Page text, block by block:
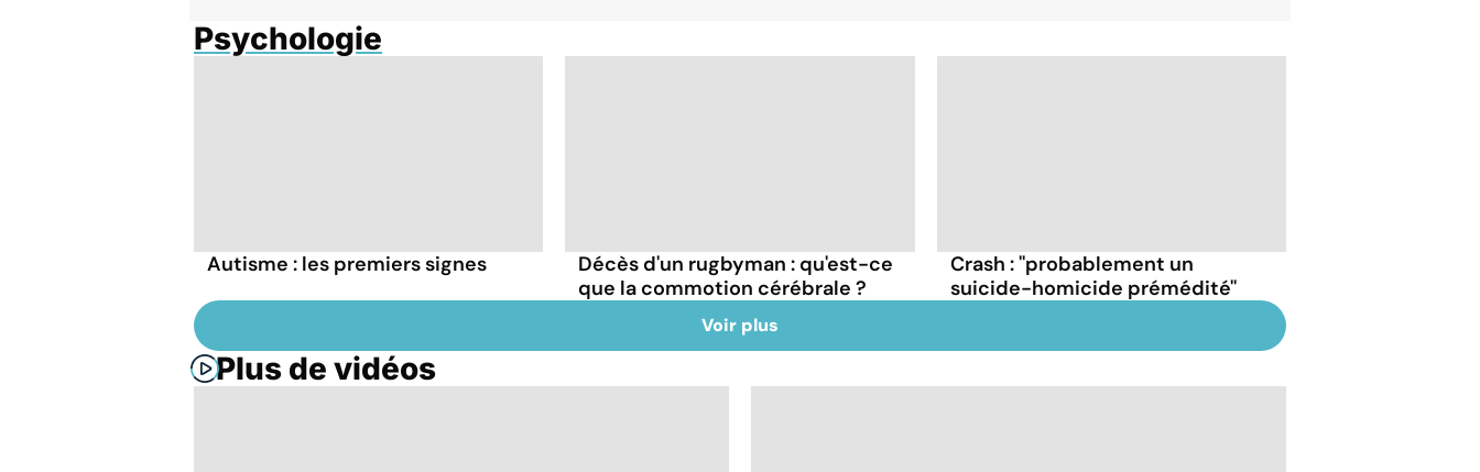
Psychologie
Autisme : les premiers signes
Décès d'un rugbyman : qu'est-ce
que la commotion cérébrale ?
Crash : ''probablement un
suicide-homicide prémédité''
Voir plus
Plus de vidéos